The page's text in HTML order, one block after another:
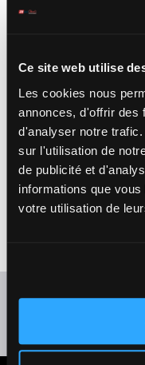
Ce site web utilise
Les cookies nous
annonces, d'offrir des
d'analyser notre
sur l'utilisation de
de publicité et
informations que
votre utilisation de
13Perdereau Q.
1'14"4- €19,250
F/5
LIBELLA DU
Mottier M.-
Morisse Mme A.
F/5 - 2450m-
1'14"3- €19,490
Presence of favorite